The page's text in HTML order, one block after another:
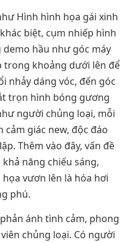
Hình hình họa gái xinh
biệt, cụm nhiếp hình
hầu như góc máy
trong khoảng dưới lên để
nhảy dáng vóc, đến góc
trọn hình bóng gương
người chủng loại, mỗi
cảm giác new, độc đáo
Thêm vào đây, vấn đề
năng chiếu sáng,
vươn lên là hóa hơi
phú.
ánh tình cảm, phong
chủng loại. Có người